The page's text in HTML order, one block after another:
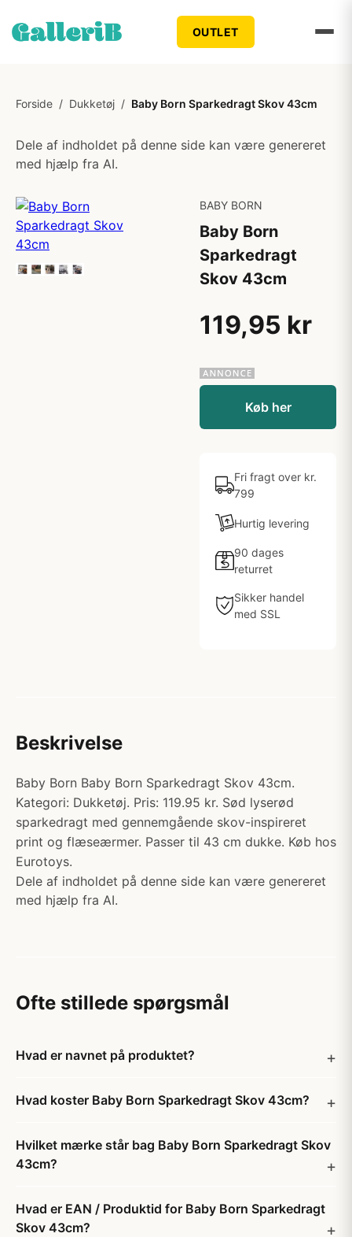
OUTLET
Forside / Dukketøj / Baby Born Sparkedragt Skov 43cm
Dele af indholdet på denne side kan være genereret
med hjælp fra AI.
BABY BORN
Baby Born
Sparkedragt
Skov 43cm
119,95 kr
Køb her
Fri fragt over kr.
799
Hurtig levering
90 dages
returret
Sikker handel
med SSL
Beskrivelse
Baby Born Baby Born Sparkedragt Skov 43cm.
Kategori: Dukketøj. Pris: 119.95 kr. Sød lyserød
sparkedragt med gennemgående skov-inspireret
print og flæseærmer. Passer til 43 cm dukke. Køb hos
Eurotoys.
Dele af indholdet på denne side kan være genereret
med hjælp fra AI.
Ofte stillede spørgsmål
Hvad er navnet på produktet?
Hvad koster Baby Born Sparkedragt Skov 43cm?
Hvilket mærke står bag Baby Born Sparkedragt Skov
43cm?
Hvad er EAN / Produktid for Baby Born Sparkedragt
Skov 43cm?